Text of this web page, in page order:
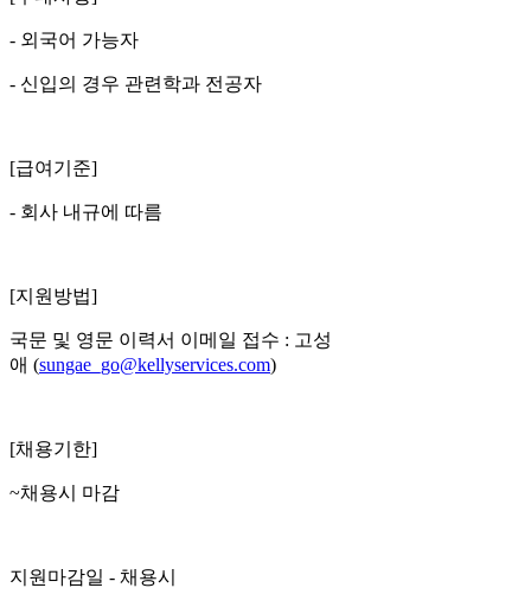
- 외국어 가능자
- 신입의 경우 관련학과 전공자
[급여기준]
- 회사 내규에 따름
[지원방법]
국문 및 영문 이력서 이메일 접수 : 고성
애 (sungae_go@kellyservices.com)
[채용기한]
~채용시 마감
지원마감일 - 채용시